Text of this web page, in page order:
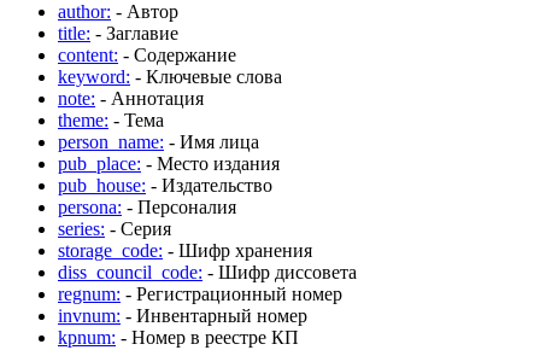
author: - Автор
title: - Заглавие
content: - Содержание
keyword: - Ключевые слова
note: - Аннотация
theme: - Тема
person_name: - Имя лица
pub_place: - Место издания
pub_house: - Издательство
persona: - Персоналия
series: - Серия
storage_code: - Шифр хранения
diss_council_code: - Шифр диссовета
regnum: - Регистрационный номер
invnum: - Инвентарный номер
kpnum: - Номер в реестре КП